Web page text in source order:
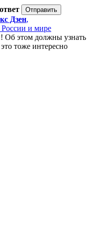
Дзен,
и мире
Об этом должны узнать
тоже интересно